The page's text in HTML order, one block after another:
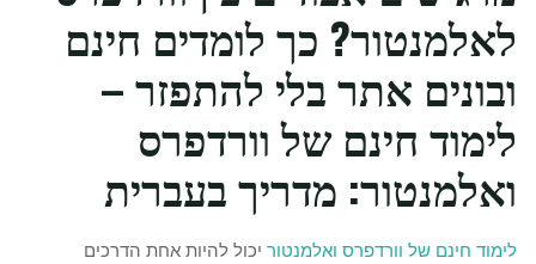
לאלמנטור? כך לומדים חינם
ובונים אתר בלי להתפזר –
לימוד חינם של וורדפרס
ואלמנטור: מדריך בעברית
לימוד חינם של וורדפרס ואלמנטוריכול להיות אחת הדרכים